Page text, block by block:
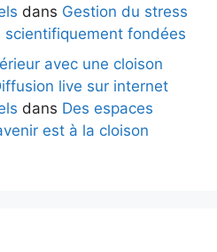
dans Gestion du stress
fondées
avec une cloison
live sur internet
dans Des espaces
est à la cloison